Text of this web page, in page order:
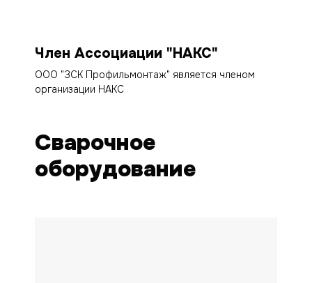
Член Ассоциации "НАКС"
ООО "ЗСК Профильмонтаж" является членом
организации НАКС
Сварочное
оборудование